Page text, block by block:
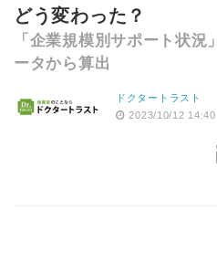
どう変わった？
「企業規模別サポート状
ータから算出
ドクタートラスト
2023/10/12 14:40